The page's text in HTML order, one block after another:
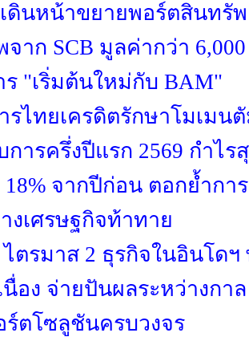
ดินหน้าขยายพอร์ตสินทรั
าก SCB มูลค่ากว่า
ร "เริ่มต้นใหม่กับ BAM"
รไทยเครดิตรักษาโมเมน
การครึ่งปีแรก 2569 กำไ
จากปีก่อน ตอกย้ำกา
งเศรษฐกิจท้าทาย
ไตรมาส 2 ธุรกิจในอินโด
นื่อง จ่ายปันผลระหว่างกา
ร์ตโซลูชันครบวงจร